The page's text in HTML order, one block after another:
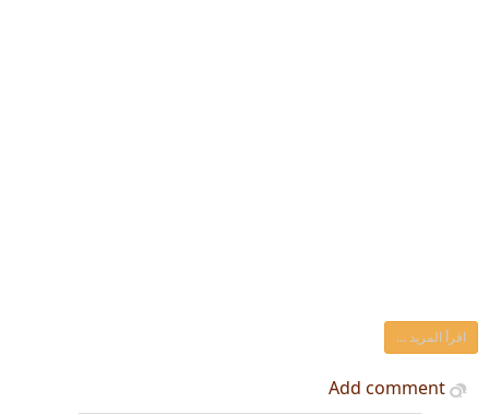
اقرأ المزيد ...
Add comment